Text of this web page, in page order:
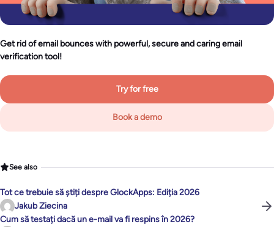
Get rid of email bounces with powerful, secure and caring email
verification tool!
Try for free
Book a demo
See also
Tot ce trebuie să știți despre GlockApps: Ediția 2026
Jakub Ziecina
Cum să testați dacă un e-mail va fi respins în 2026?